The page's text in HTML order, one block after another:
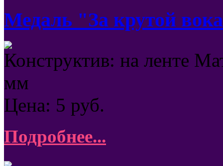
Медаль "За крутой
Конструктив: на ленте
мм
Цена: 5 руб.
Подробнее...